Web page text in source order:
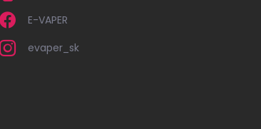
E-VAPER
evaper_sk